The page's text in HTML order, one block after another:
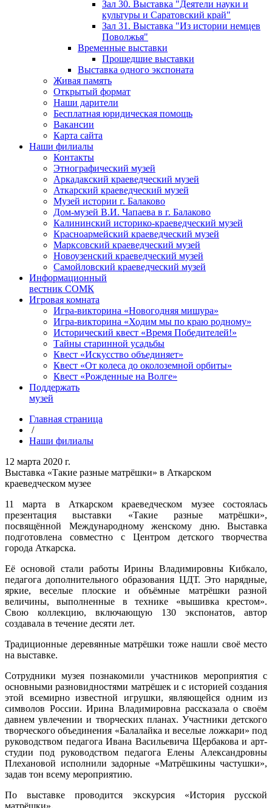
Зал 30. Выставка "Деятели науки и
культуры и Саратовский край"
Зал 31. Выставка "Из истории немцев
Поволжья"
Временные выставки
Прошедшие выставки
Выставка одного экспоната
Живая память
Открытый формат
Наши дарители
Бесплатная юридическая помощь
Вакансии
Карта сайта
Наши филиалы
Контакты
Этнографический музей
Аркадакский краеведческий музей
Аткарский краеведческий музей
Музей истории г. Балаково
Дом-музей В.И. Чапаева в г. Балаково
Калининский историко-краеведческий музей
Красноармейский краеведческий музей
Марксовский краеведческий музей
Новоузенский краеведческий музей
Самойловский краеведческий музей
Информационный
вестник СОМК
Игровая комната
Игра-викторина «Новогодняя мишура»
Игра-викторина «Ходим мы по краю родному»
Исторический квест «Время Победителей!»
Тайны старинной усадьбы
Квест «Искусство объединяет»
Квест «От колеса до околоземной орбиты»
Квест «Рожденные на Волге»
Поддержать
музей
Главная страница
/
Наши филиалы
12 марта 2020 г.
Выставка «Такие разные матрёшки» в Аткарском
краеведческом музее
11 марта в Аткарском краеведческом музее состоялась
презентация выставки «Такие разные матрёшки»,
посвящённой Международному женскому дню. Выставка
подготовлена совместно с Центром детского творчества
города Аткарска.
Её основой стали работы Ирины Владимировны Кибкало,
педагога дополнительного образования ЦДТ. Это нарядные,
яркие, веселые плоские и объёмные матрёшки разной
величины, выполненные в технике «вышивка крестом».
Свою коллекцию, включающую 130 экспонатов, автор
создавала в течение десяти лет.
Традиционные деревянные матрёшки тоже нашли своё место
на выставке.
Сотрудники музея познакомили участников мероприятия с
основными разновидностями матрёшек и с историей создания
этой всемирно известной игрушки, являющейся одним из
символов России. Ирина Владимировна рассказала о своём
давнем увлечении и творческих планах. Участники детского
творческого объединения «Балалайка и веселые ложкари» под
руководством педагога Ивана Васильевича Щербакова и арт-
студии под руководством педагога Елены Александровны
Плехановой исполнили задорные «Матрёшкины частушки»,
задав тон всему мероприятию.
По выставке проводится экскурсия «История русской
матрёшки».